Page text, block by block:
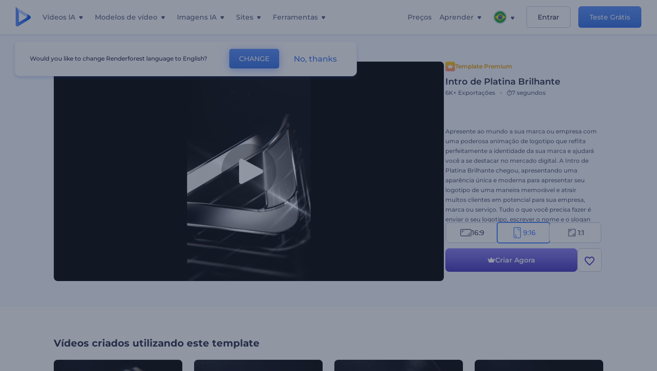
Vídeos IA Modelos de vídeo Imagens IA Sites Ferramentas Preços Aprender Entrar Teste Grátis
Template Premium
Intro de Platina Brilhante
6K+ Exportações 7 segundos
Apresente ao mundo a sua marca ou empresa com
uma poderosa animação de logotipo que reflita
perfeitamente a identidade da sua marca e ajudará
você a se destacar no mercado digital. A Intro de
Platina Brilhante chegou, apresentando uma
aparência única e moderna para apresentar seu
logotipo de uma maneira memorável e atrair
muitos clientes em potencial para sua empresa,
marca ou serviço. Tudo o que você precisa fazer é
enviar o seu logotipo, escrever o nome e o slogan
da sua empresa e aguardar alguns minutos para
obter uma abertura em vídeo animada
profissionalmente. Ideal para promoções de
produtos ou serviços, vídeos corporativos,
apresentações de empresas, intros ou vinhetas de
16:9 9:16 1:1
Criar Agora
Vídeos criados utilizando este template
Would you like to change Renderforest language to English? CHANGE No, thanks